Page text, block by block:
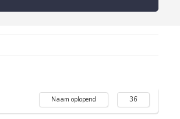
Naam oplopend 36